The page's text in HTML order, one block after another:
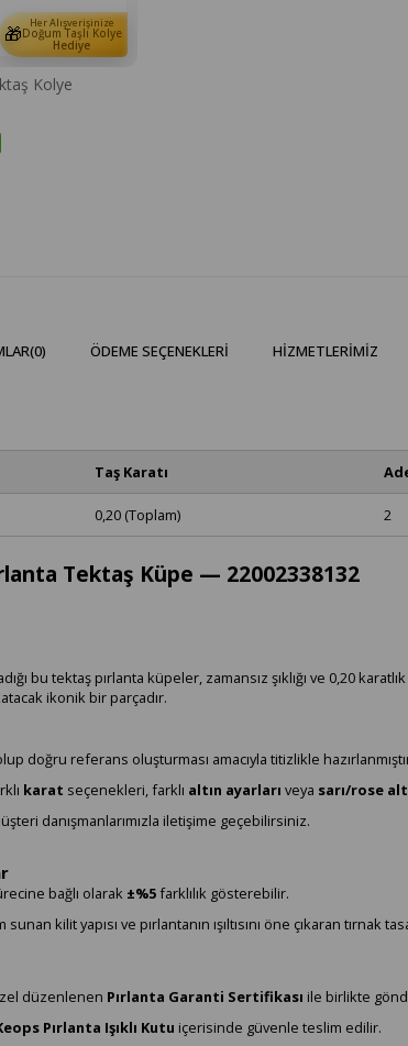
(0) ÖDEME SEÇENEKLERI HIZMETLERIMIZ
Taş Karatı
0,20 (Toplam) 2
Tektaş Küpe — 22002338132
bu tektaş pırlanta küpeler, zamansız şıklığı ve 0,20
ikonik bir parçadır.
doğru referans oluşturması amacıyla titizlikle
karat seçenekleri, farklı altın ayarları veya sarı/rose
danışmanlarımızla iletişime geçebilirsiniz.
bağlı olarak ±%5farklılık gösterebilir.
kilit yapısı ve pırlantanın ışıltısını öne çıkaran tırnak
düzenlenen Pırlanta Garanti Sertifikası ile birlikte
Pırlanta Işıklı Kutu içerisinde güvenle teslim edilir.
🎁 Her Alışverişinize
Doğum Taşlı Kolye
Hediye
Kolye